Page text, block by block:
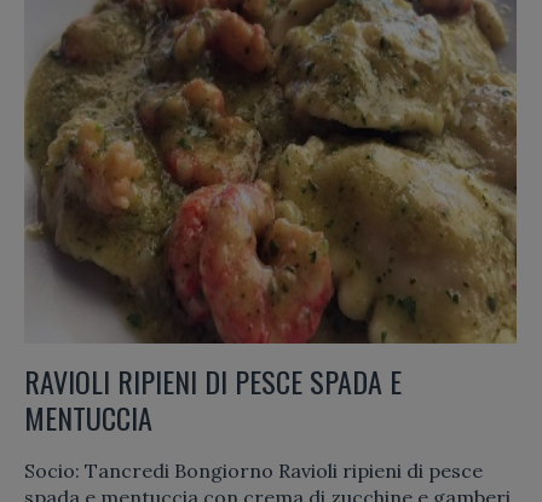
RAVIOLI RIPIENI DI PESCE SPADA E
MENTUCCIA
Socio: Tancredi Bongiorno Ravioli ripieni di pesce